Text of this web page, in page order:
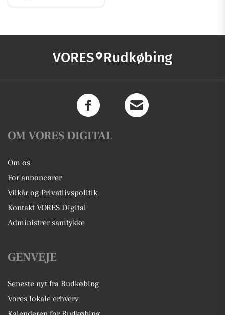
VORES Rudkøbing
OM VORES DIGITAL
Om os
For annoncører
Vilkår og Privatlivspolitik
Kontakt VORES Digital
Administrer samtykke
GENVEJE
Seneste nyt fra Rudkøbing
Vores lokale erhverv